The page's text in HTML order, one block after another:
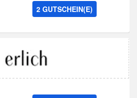
2 GUTSCHEIN(E)